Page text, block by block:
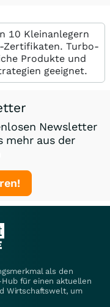
10 Kleinanlegern
Zertifikaten. Turbo-
Produkte und
geeignet.
Newsletter
mehr aus der
als den
für einen aktuellen
Wirtschaftswelt, um